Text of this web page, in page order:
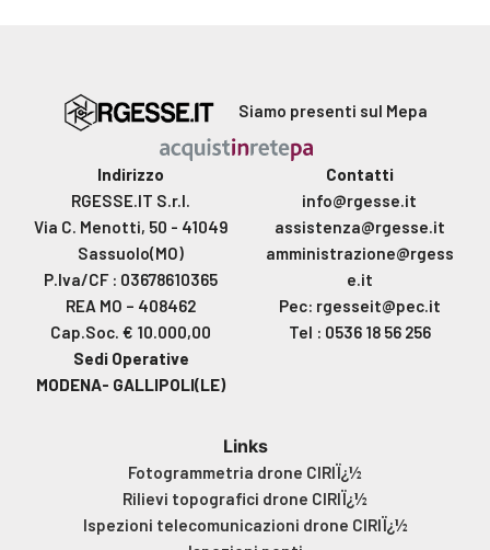
Siamo presenti sul Mepa
Indirizzo
RGESSE.IT S.r.l.
Via C. Menotti, 50 - 41049
Sassuolo(MO)
P.Iva/CF : 03678610365
REA MO – 408462
Cap.Soc. € 10.000,00
Sedi Operative
MODENA- GALLIPOLI(LE)
Contatti
info@rgesse.it
assistenza@rgesse.it
amministrazione@rgess
e.it
Pec: rgesseit@pec.it
Tel : 0536 18 56 256
Links
Fotogrammetria drone CIRIÏ¿½
Rilievi topografici drone CIRIÏ¿½
Ispezioni telecomunicazioni drone CIRIÏ¿½